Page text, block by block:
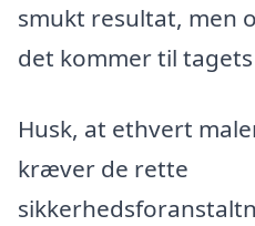
smukt resultat, men
det kommer til
Husk, at ethvert
kræver de rette